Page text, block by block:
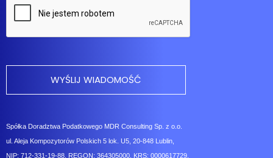
Spółka Doradztwa Podatkowego MDR Consulting Sp. z o.o.
ul. Aleja Kompozytorów Polskich 5 lok. U5, 20-848 Lublin,
NIP: 712-331-19-88, REGON: 364305000, KRS: 0000617729,